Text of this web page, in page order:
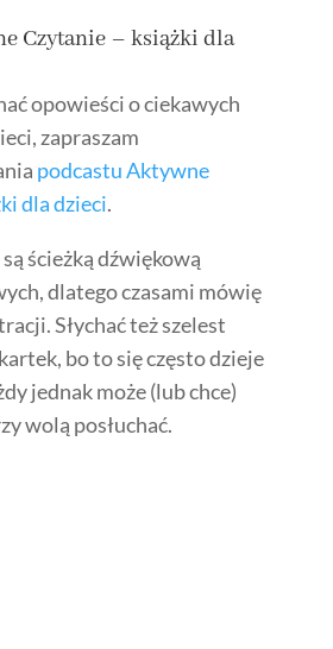
Czytanie – książki dla
opowieści o ciekawych
zapraszam
podcastu Aktywne
dla dzieci.
ścieżką dźwiękową
dlatego czasami mówię
Słychać też szelest
bo to się często dzieje
jednak może (lub chce)
wolą posłuchać.